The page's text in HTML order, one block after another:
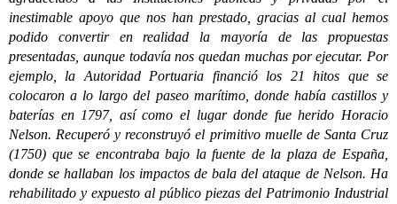
inestimable apoyo que nos han prestado, gracias al cual hemos
podido convertir en realidad la mayoría de las propuestas
presentadas, aunque todavía nos quedan muchas por ejecutar. Por
ejemplo, la Autoridad Portuaria financió los 21 hitos que se
colocaron a lo largo del paseo marítimo, donde había castillos y
baterías en 1797, así como el lugar donde fue herido Horacio
Nelson. Recuperó y reconstruyó el primitivo muelle de Santa Cruz
(1750) que se encontraba bajo la fuente de la plaza de España,
donde se hallaban los impactos de bala del ataque de Nelson. Ha
rehabilitado y expuesto al público piezas del Patrimonio Industrial